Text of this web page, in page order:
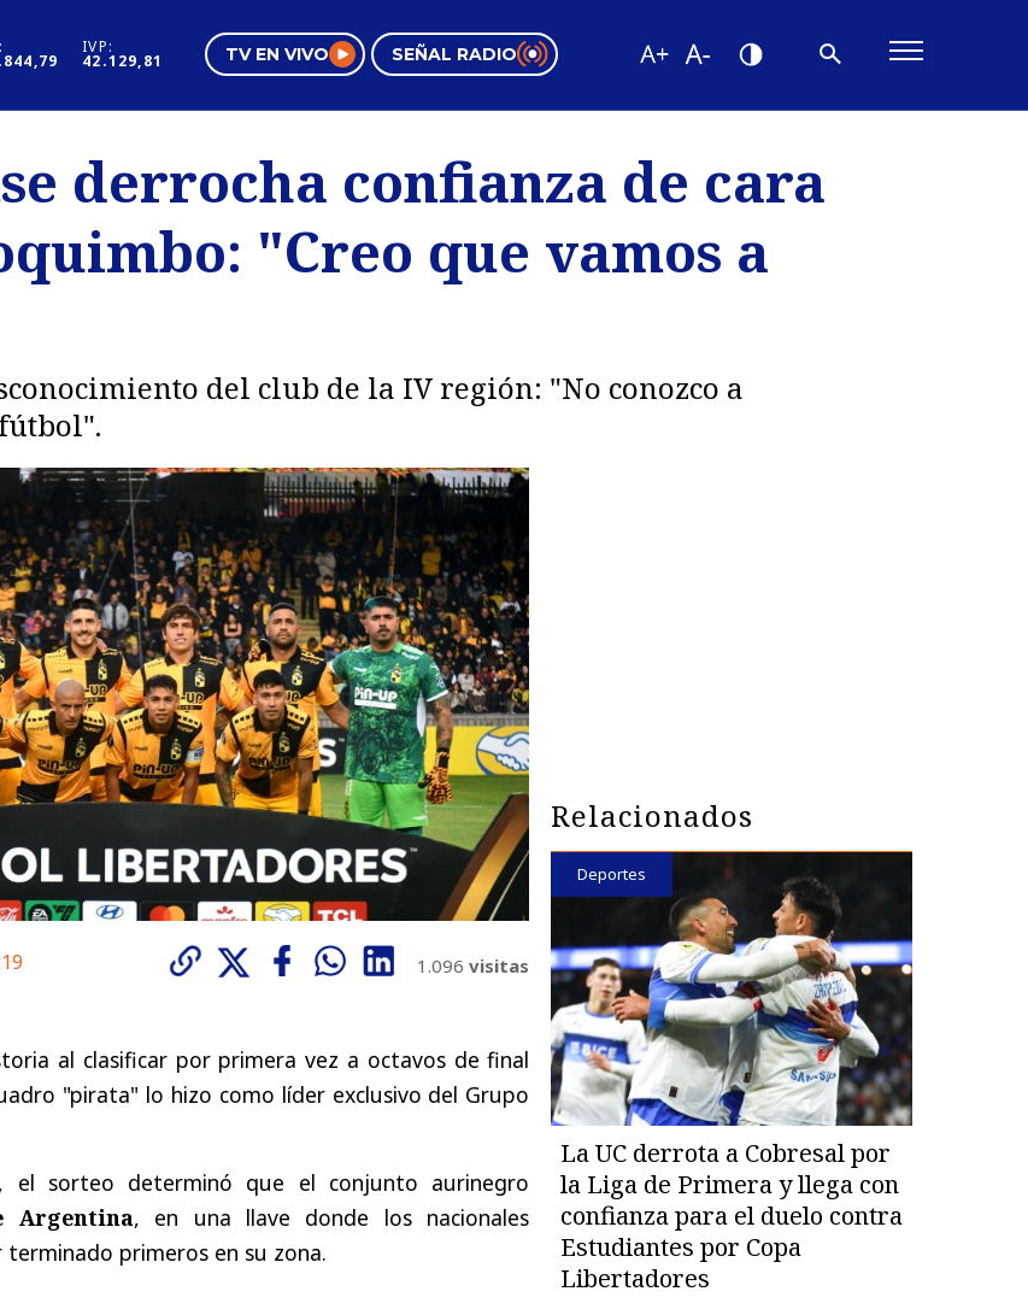
IVP:
42.129,81 TV EN VIVO SEÑAL RADIO
Negocios
Pura Mujer
Tendencias
Videos
derrocha confianza de cara
"Creo que vamos a
del club de la IV región: "No conozco a
1.096 visitas
al clasificar por primera vez a octavos de final
"pirata" lo hizo como líder exclusivo del Grupo
el sorteo determinó que el conjunto aurinegro
Argentina, en una llave donde los nacionales
primeros en su zona.
Relacionados
Deportes
La UC derrota a Cobresal por
la Liga de Primera y llega con
confianza para el duelo contra
Estudiantes por Copa
Libertadores